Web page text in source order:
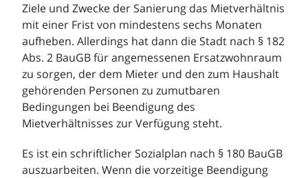
Ziele und Zwecke der Sanierung das Mietverhältnis
mit einer Frist von mindestens sechs Monaten
aufheben. Allerdings hat dann die Stadt nach § 182
Abs. 2 BauGB für angemessenen Ersatzwohnraum
zu sorgen, der dem Mieter und den zum Haushalt
gehörenden Personen zu zumutbaren
Bedingungen bei Beendigung des
Mietverhältnisses zur Verfügung steht.
Es ist ein schriftlicher Sozialplan nach § 180 BauGB
auszuarbeiten. Wenn die vorzeitige Beendigung